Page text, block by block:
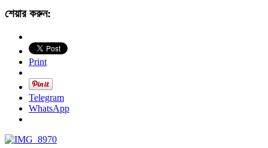
শেয়ার করুন:
Print
Telegram
WhatsApp